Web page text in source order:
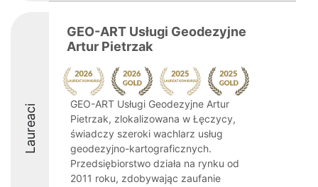
Laureaci
GEO-ART Usługi Geodezyjne
Artur Pietrzak
GEO-ART Usługi Geodezyjne Artur
Pietrzak, zlokalizowana w Łęczycy,
świadczy szeroki wachlarz usług
geodezyjno-kartograficznych.
Przedsiębiorstwo działa na rynku od
2011 roku, zdobywając zaufanie